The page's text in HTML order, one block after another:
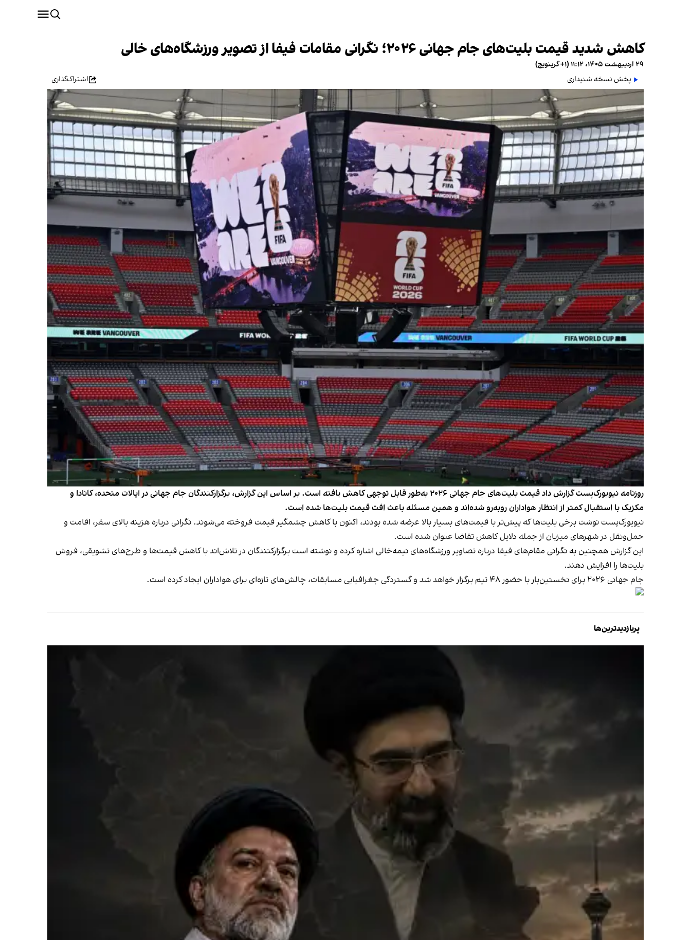
کاهش شدید قیمت بلیت‌های جام جهانی ۲۰۲۶؛ نگرانی مقامات فیفا از تصویر ورزشگاه‌های خالی
۲۹ اردیبهشت ۱۴۰۵، ۱۱:۱۲ (‎+۱ گرینویچ)
پخش نسخه شنیداری
اشتراک‌گذاری
روزنامه نیویورک‌پست گزارش داد قیمت بلیت‌های جام جهانی ۲۰۲۶ به‌طور قابل توجهی کاهش یافته است. بر اساس این گزارش، برگزارکنندگان جام جهانی در ایالات متحده، کانادا و
مکزیک با استقبال کمتر از انتظار هواداران روبه‌رو شده‌اند و همین مسئله باعث افت قیمت بلیت‌ها شده است.
نیویورک‌پست نوشت برخی بلیت‌ها که پیش‌تر با قیمت‌های بسیار بالا عرضه شده بودند، اکنون با کاهش چشمگیر قیمت فروخته می‌شوند. نگرانی درباره هزینه بالای سفر، اقامت و
حمل‌ونقل در شهرهای میزبان از جمله دلایل کاهش تقاضا عنوان شده است.
این گزارش همچنین به نگرانی مقام‌های فیفا درباره تصاویر ورزشگاه‌های نیمه‌خالی اشاره کرده و نوشته است برگزارکنندگان در تلاش‌اند با کاهش قیمت‌ها و طرح‌های تشویقی، فروش
بلیت‌ها را افزایش دهند.
جام جهانی ۲۰۲۶ برای نخستین‌بار با حضور ۴۸ تیم برگزار خواهد شد و گستردگی جغرافیایی مسابقات، چالش‌های تازه‌ای برای هواداران ایجاد کرده است.
پربازدیدترین‌ها